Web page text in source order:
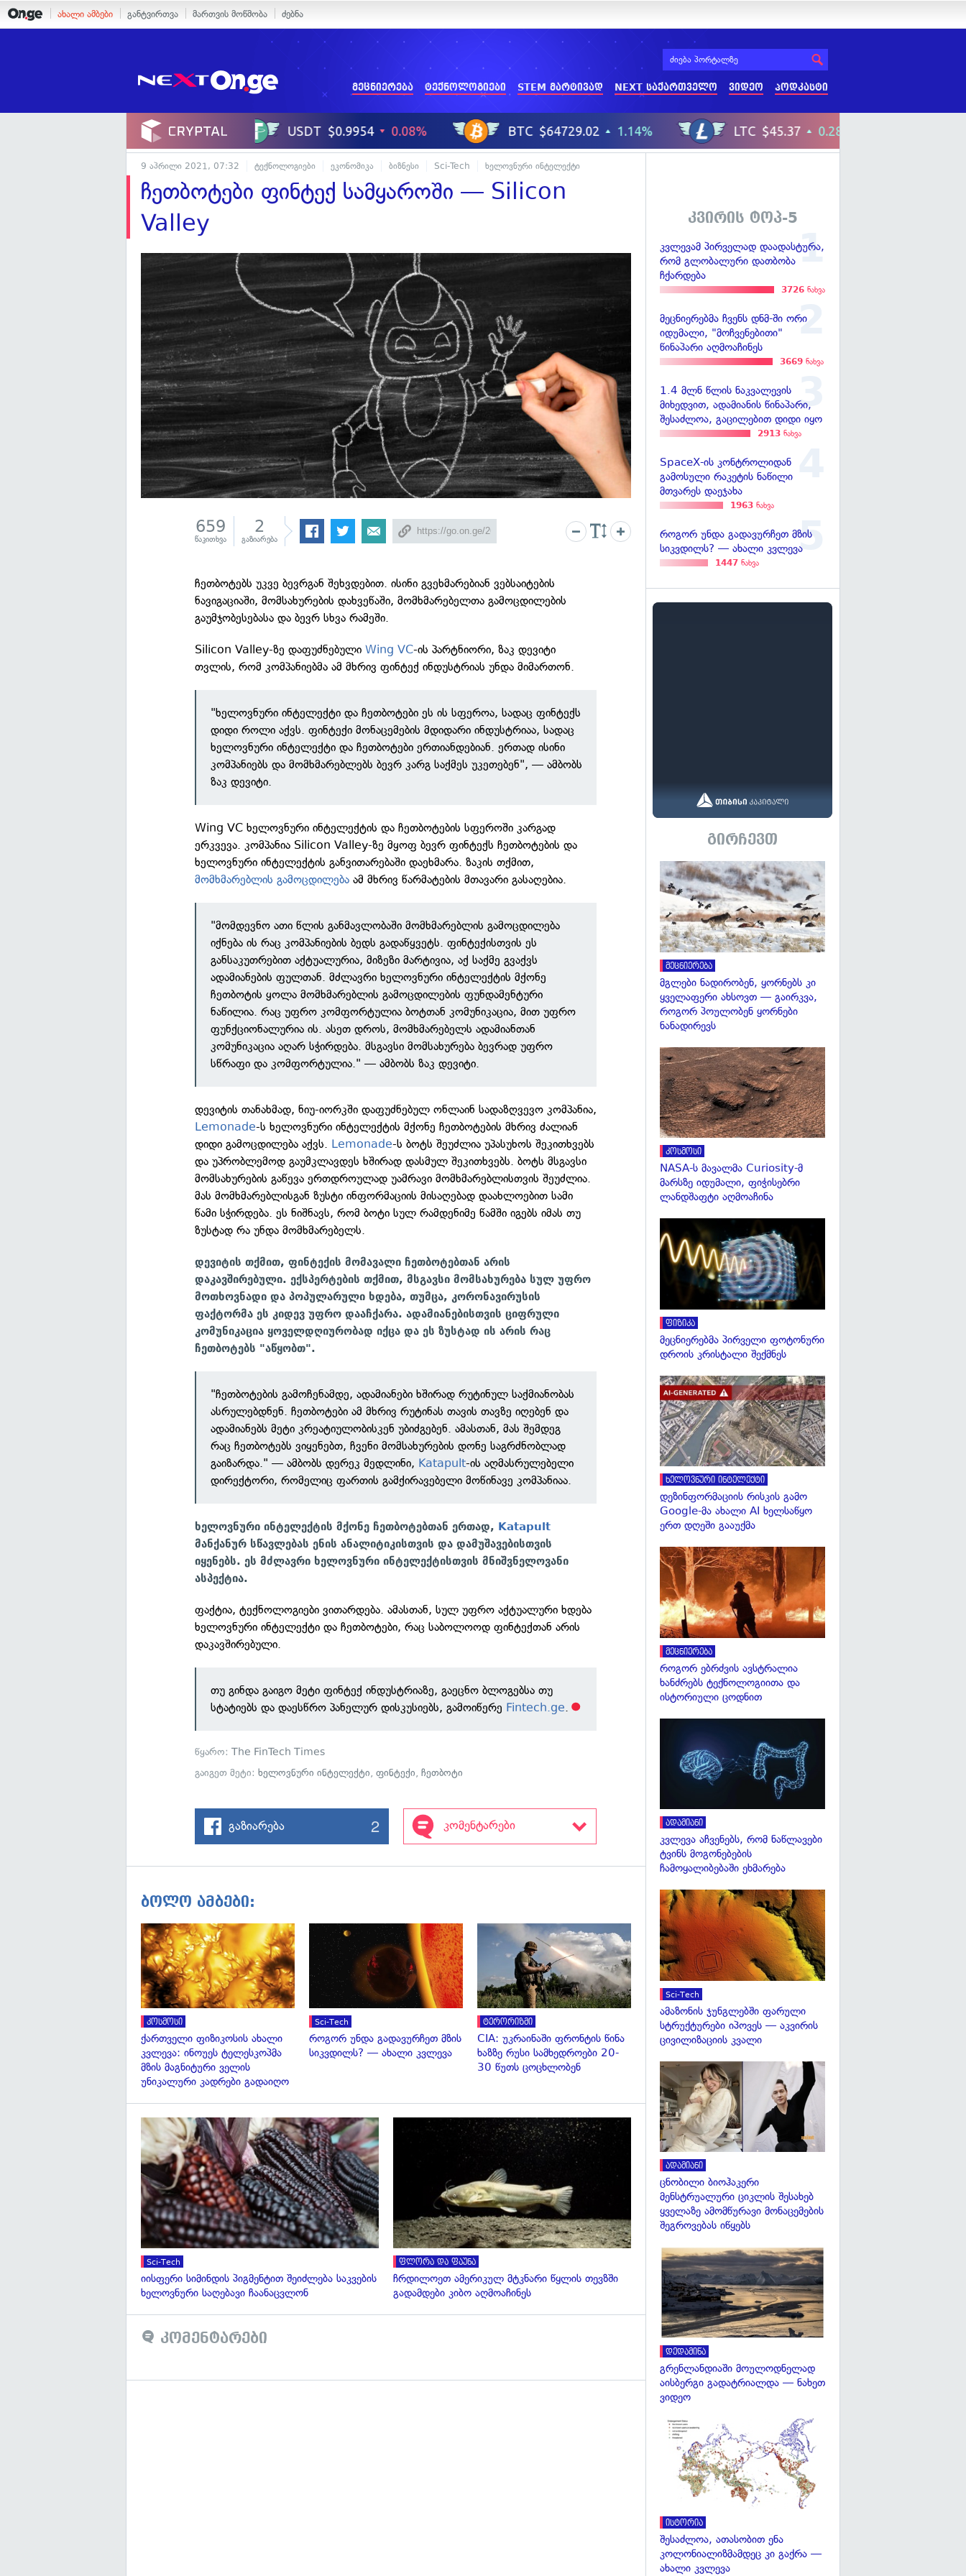
ახალი ამბები განტვირთვა მართვის მოწმობა ძებნა
მეცნიერება ტექნოლოგიები STEM მარტივად NEXT საქართველო ვიდეო პოდკასტი
9 აპრილი 2021, 07:32 ტექნოლოგიები ეკონომიკა ბიზნესი Sci-Tech ხელოვნური ინტელექტი
ჩეთბოტები ფინტექ სამყაროში — Silicon
Valley
659
წაკითხვა
2
გაზიარება
ჩეთბოტებს უკვე ბევრგან შეხვდებით. ისინი გვეხმარებიან ვებსაიტების
ნავიგაციაში, მომსახურების დახვეწაში, მომხმარებელთა გამოცდილების
გაუმჯობესებასა და ბევრ სხვა რამეში.
Silicon Valley-ზე დაფუძნებულიWing VC-ის პარტნიორი, ზაკ დევიტი
თვლის, რომ კომპანიებმა ამ მხრივ ფინტექ ინდუსტრიას უნდა მიმართონ.
"ხელოვნური ინტელექტი და ჩეთბოტები ეს ის სფეროა, სადაც ფინტექს
დიდი როლი აქვს. ფინტექი მონაცემების მდიდარი ინდუსტრიაა, სადაც
ხელოვნური ინტელექტი და ჩეთბოტები ერთიანდებიან. ერთად ისინი
კომპანიებს და მომხმარებლებს ბევრ კარგ საქმეს უკეთებენ", — ამბობს
ზაკ დევიტი.
Wing VC ხელოვნური ინტელექტის და ჩეთბოტების სფეროში კარგად
ერკვევა. კომპანია Silicon Valley-ზე მყოფ ბევრ ფინტექს ჩეთბოტების და
ხელოვნური ინტელექტის განვითარებაში დაეხმარა. ზაკის თქმით,
მომხმარებლის გამოცდილება ამ მხრივ წარმატების მთავარი გასაღებია.
"მომდევნო ათი წლის განმავლობაში მომხმარებლის გამოცდილება
იქნება ის რაც კომპანიების ბედს გადაწყვეტს. ფინტექისთვის ეს
განსაკუთრებით აქტუალურია, მიზეზი მარტივია, აქ საქმე გვაქვს
ადამიანების ფულთან. მძლავრი ხელოვნური ინტელექტის მქონე
ჩეთბოტის ყოლა მომხმარებლის გამოცდილების ფუნდამენტური
ნაწილია. რაც უფრო კომფორტულია ბოტთან კომუნიკაცია, მით უფრო
ფუნქციონალურია ის. ასეთ დროს, მომხმარებელს ადამიანთან
კომუნიკაცია აღარ სჭირდება. მსგავსი მომსახურება ბევრად უფრო
სწრაფი და კომფორტულია." — ამბობს ზაკ დევიტი.
დევიტის თანახმად, ნიუ-იორკში დაფუძნებულ ონლაინ სადაზღვევო კომპანია,
Lemonade-ს ხელოვნური ინტელექტის მქონე ჩეთბოტების მხრივ ძალიან
დიდი გამოცდილება აქვს. Lemonade-ს ბოტს შეუძლია უპასუხოს შეკითხვებს
და უპრობლემოდ გაუმკლავდეს ხშირად დასმულ შეკითხვებს. ბოტს მსგავსი
მომსახურების გაწევა ერთდროულად უამრავი მომხმარებლისთვის შეუძლია.
მას მომხმარებლისგან ზუსტი ინფორმაციის მისაღებად დაახლოებით სამი
წამი სჭირდება. ეს ნიშნავს, რომ ბოტი სულ რამდენიმე წამში იგებს იმას თუ
ზუსტად რა უნდა მომხმარებელს.
დევიტის თქმით, ფინტექის მომავალი ჩეთბოტებთან არის
დაკავშირებული. ექსპერტების თქმით, მსგავსი მომსახურება სულ უფრო
მოთხოვნადი და პოპულარული ხდება, თუმცა, კორონავირუსის
ფაქტორმა ეს კიდევ უფრო დააჩქარა. ადამიანებისთვის ციფრული
კომუნიკაცია ყოველდღიურობად იქცა და ეს ზუსტად ის არის რაც
ჩეთბოტებს "აწყობთ".
"ჩეთბოტების გამოჩენამდე, ადამიანები ხშირად რუტინულ საქმიანობას
ასრულებდნენ. ჩეთბოტები ამ მხრივ რუტინას თავის თავზე იღებენ და
ადამიანებს მეტი კრეატიულობისკენ უბიძგებენ. ამასთან, მას შემდეგ
რაც ჩეთბოტებს ვიყენებთ, ჩვენი მომსახურების დონე საგრძნობლად
გაიზარდა." — ამბობს დერეკ მედლინი, Katapult-ის აღმასრულებელი
დირექტორი, რომელიც ფართის გამქირავებელი მოწინავე კომპანიაა.
ხელოვნური ინტელექტის მქონე ჩეთბოტებთან ერთად, Katapult
მანქანურ სწავლებას ენის ანალიტიკისთვის და დამუშავებისთვის
იყენებს. ეს მძლავრი ხელოვნური ინტელექტისთვის მნიშვნელოვანი
ასპექტია.
ფაქტია, ტექნოლოგიები ვითარდება. ამასთან, სულ უფრო აქტუალური ხდება
ხელოვნური ინტელექტი და ჩეთბოტები, რაც საბოლოოდ ფინტექთან არის
დაკავშირებული.
თუ გინდა გაიგო მეტი ფინტექ ინდუსტრიაზე, გაეცნო ბლოგებსა თუ
სტატიებს და დაესწრო პანელურ დისკუსიებს, გამოიწერე Fintech.ge.
წყარო:The FinTech Times
გაიგეთ მეტი:ხელოვნური ინტელექტი,ფინტექი,ჩეთბოტი
გაზიარება 2 კომენტარები
ბოლო ამბები:
გადახედვა
კოსმოსი
ქართველი ფიზიკოსის ახალი
კვლევა: ინოუეს ტელესკოპმა
მზის მაგნიტური ველის
უნიკალური კადრები გადაიღო
Sci-Tech
როგორ უნდა გადავურჩეთ მზის
სიკვდილს? — ახალი კვლევა
გადახედვა
ტერორიზმი
CIA: უკრაინაში ფრონტის წინა
ხაზზე რუსი სამხედროები 20-
30 წუთს ცოცხლობენ
Sci-Tech
იისფერი სიმინდის პიგმენტით შეიძლება საკვების
ხელოვნური საღებავი ჩაანაცვლონ
გადახედვა
ფლორა და ფაუნა
ჩრდილოეთ ამერიკულ მტკნარი წყლის თევზში
გადამდები კიბო აღმოაჩინეს
კომენტარები
კვირის ტოპ-5
კვლევამ პირველად დაადასტურა,
რომ გლობალური დათბობა
ჩქარდება
3726 ნახვა
მეცნიერებმა ჩვენს დნმ-ში ორი
იდუმალი, "მოჩვენებითი"
წინაპარი აღმოაჩინეს
3669 ნახვა
1.4 მლნ წლის ნაკვალევის
მიხედვით, ადამიანის წინაპარი,
შესაძლოა, გაცილებით დიდი იყო
2913 ნახვა
SpaceX-ის კონტროლიდან
გამოსული რაკეტის ნაწილი
მთვარეს დაეჯახა
1963 ნახვა
როგორ უნდა გადავურჩეთ მზის
სიკვდილს? — ახალი კვლევა
1447 ნახვა
გირჩევთ
მეცნიერება
მგლები ნადირობენ, ყორნებს კი
ყველაფერი ახსოვთ — გაირკვა,
როგორ პოულობენ ყორნები
ნანადირევს
კოსმოსი
NASA-ს მავალმა Curiosity-მ
მარსზე იდუმალი, ფიჭისებრი
ლანდშაფტი აღმოაჩინა
ფიზიკა
მეცნიერებმა პირველი ფოტონური
დროის კრისტალი შექმნეს
ხელოვნური ინტელექტი
დეზინფორმაციის რისკის გამო
Google-მა ახალი AI ხელსაწყო
ერთ დღეში გააუქმა
მეცნიერება
როგორ ებრძვის ავსტრალია
ხანძრებს ტექნოლოგიითა და
ისტორიული ცოდნით
ადამიანი
კვლევა აჩვენებს, რომ ნაწლავები
ტვინს მოგონებების
ჩამოყალიბებაში ეხმარება
Sci-Tech
ამაზონის ჯუნგლებში ფარული
სტრუქტურები იპოვეს — აკვირის
ცივილიზაციის კვალი
ადამიანი
ცნობილი ბიოჰაკერი
მენსტრუალური ციკლის შესახებ
ყველაზე ამომწურავი მონაცემების
შეგროვებას იწყებს
დედამიწა
გრენლანდიაში მოულოდნელად
აისბერგი გადატრიალდა — ნახეთ
ვიდეო
ისტორია
შესაძლოა, ათასობით ენა
კოლონიალიზმამდეც კი გაქრა —
ახალი კვლევა